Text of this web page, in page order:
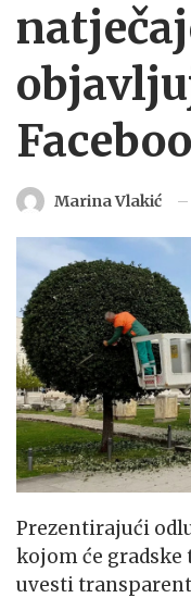
Marina Vlakić
Prezentirajući
kojom će
uvesti